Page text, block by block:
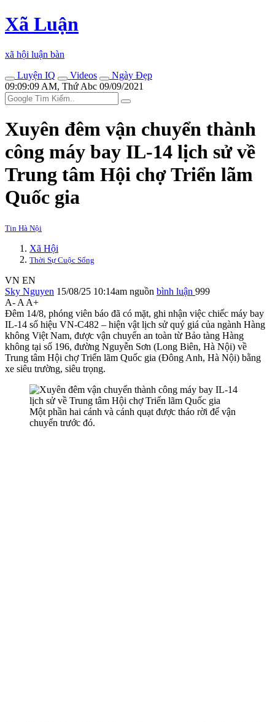
Xã Luận
xã hội luận bàn
Luyện IQ
Videos
Ngày Đẹp
09:09:09 AM, Thứ Abc 09/09/2021
Xuyên đêm vận chuyển thành
công máy bay IL-14 lịch sử về
Trung tâm Hội chợ Triển lãm
Quốc gia
Tin Hà Nội
Xã Hội
Thời Sự Cuộc Sống
VN EN
Sky Nguyen 15/08/25 10:14am nguồn bình luận 999
A- A A+
Đêm 14/8, phóng viên báo đã có mặt, ghi nhận việc chiếc máy bay
IL-14 số hiệu VN-C482 – hiện vật lịch sử quý giá của ngành Hàng
không Việt Nam, được vận chuyển an toàn từ Bảo tàng Hàng
không tại số 196, đường Nguyễn Sơn (Long Biên, Hà Nội) về
Trung tâm Hội chợ Triển lãm Quốc gia (Đông Anh, Hà Nội) bằng
xe siêu trường, siêu trọng.
Một phần hai cánh và cánh quạt được tháo rời để vận
chuyển trước đó.